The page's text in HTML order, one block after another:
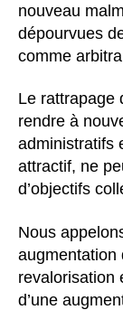
nouveau
dépourvues
comme
Le rattrapage
rendre à
administratifs
attractif, ne
d’objectifs
Nous
augmentation
revalorisation
d’une